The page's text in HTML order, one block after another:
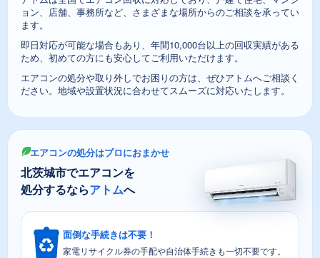
ョン、店舗、事務所など、さまざまな場所からのご相談を承ってい
ます。
即日対応が可能な場合もあり、年間10,000台以上の回収実績がある
ため、初めての方にも安心してご利用いただけます。
エアコンの処分や取り外しでお困りの方は、ぜひアトムへご相談く
ださい。地域や設置状況に合わせてスムーズに対応いたします。
エアコンの処分はプロにおまかせ
北茨城市でエアコンを
処分するならアトムへ
面倒な手続きは不要！
家電リサイクル券の手配や自治体手続きも一切不要です。